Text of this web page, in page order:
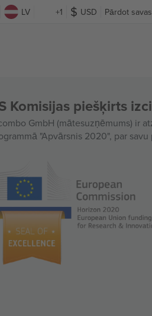
LV +1 USD Pārdot
Komisijas piešķirts
GmbH (mātesuzņēmums) ir
"Apvārsnis 2020", par